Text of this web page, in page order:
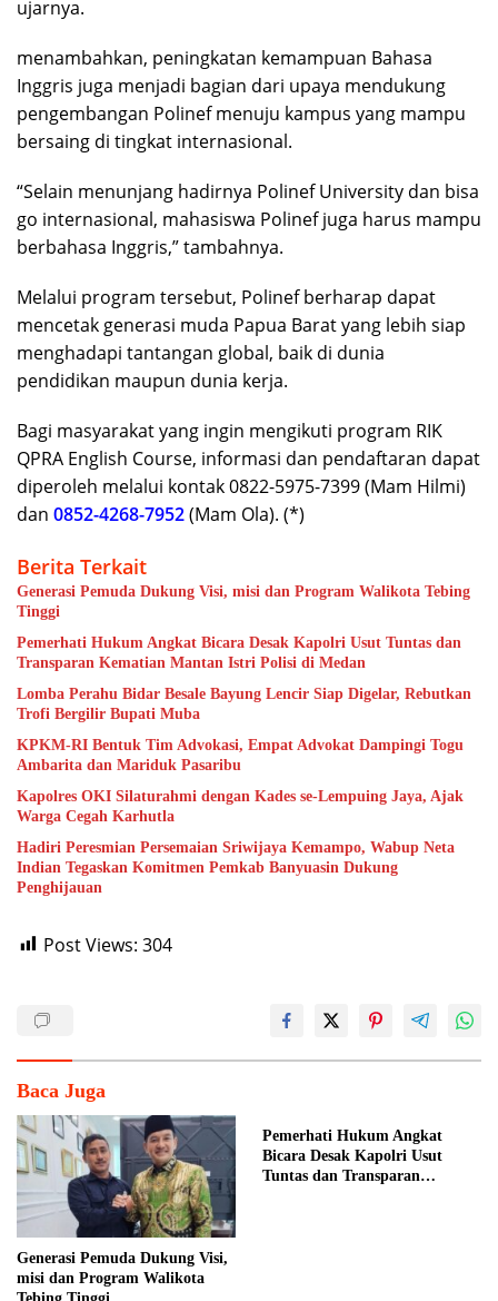
ujarnya.
menambahkan, peningkatan kemampuan Bahasa
Inggris juga menjadi bagian dari upaya mendukung
pengembangan Polinef menuju kampus yang mampu
bersaing di tingkat internasional.
“Selain menunjang hadirnya Polinef University dan bisa
go internasional, mahasiswa Polinef juga harus mampu
berbahasa Inggris,” tambahnya.
Melalui program tersebut, Polinef berharap dapat
mencetak generasi muda Papua Barat yang lebih siap
menghadapi tantangan global, baik di dunia
pendidikan maupun dunia kerja.
Bagi masyarakat yang ingin mengikuti program RIK
QPRA English Course, informasi dan pendaftaran dapat
diperoleh melalui kontak 0822-5975-7399 (Mam Hilmi)
dan 0852-4268-7952(Mam Ola). (*)
Berita Terkait
Generasi Pemuda Dukung Visi, misi dan Program Walikota Tebing
Tinggi
Pemerhati Hukum Angkat Bicara Desak Kapolri Usut Tuntas dan
Transparan Kematian Mantan Istri Polisi di Medan
Lomba Perahu Bidar Besale Bayung Lencir Siap Digelar, Rebutkan
Trofi Bergilir Bupati Muba
KPKM-RI Bentuk Tim Advokasi, Empat Advokat Dampingi Togu
Ambarita dan Mariduk Pasaribu
Kapolres OKI Silaturahmi dengan Kades se-Lempuing Jaya, Ajak
Warga Cegah Karhutla
Hadiri Peresmian Persemaian Sriwijaya Kemampo, Wabup Neta
Indian Tegaskan Komitmen Pemkab Banyuasin Dukung
Penghijauan
Post Views: 304
Baca Juga
Generasi Pemuda Dukung Visi,
misi dan Program Walikota
Pemerhati Hukum Angkat
Bicara Desak Kapolri Usut
Tuntas dan Transparan